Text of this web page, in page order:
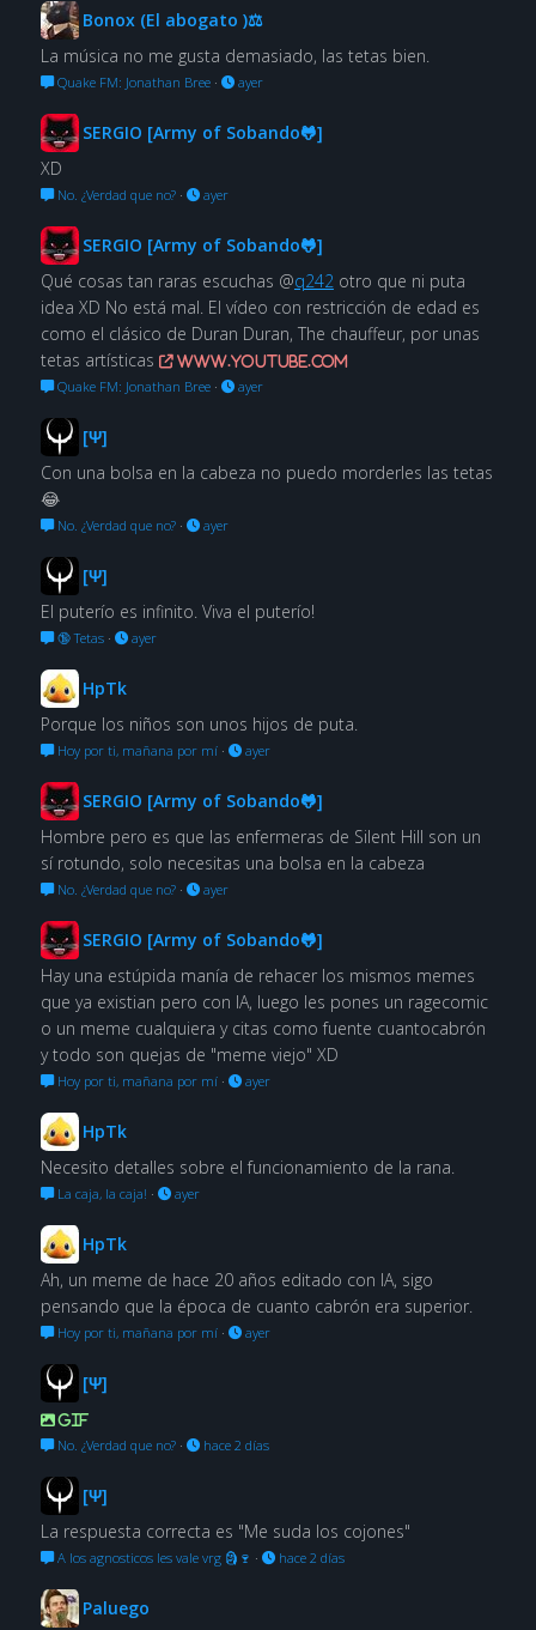
Bonox (El abogato )⚖
La música no me gusta demasiado, las tetas bien.
Quake FM: Jonathan Bree· ayer
SERGIO [Army of Sobando🐸]
XD
No. ¿Verdad que no?· ayer
SERGIO [Army of Sobando🐸]
Qué cosas tan raras escuchas @q242 otro que ni puta
idea XD No está mal. El vídeo con restricción de edad es
como el clásico de Duran Duran, The chauffeur, por unas
tetas artísticas
www.youtube.com
Quake FM: Jonathan Bree· ayer
[Ψ]
Con una bolsa en la cabeza no puedo morderles las tetas
😂
No. ¿Verdad que no?· ayer
[Ψ]
El puterío es infinito. Viva el puterío!
🔞 Tetas· ayer
HpTk
Porque los niños son unos hijos de puta.
Hoy por ti, mañana por mí· ayer
SERGIO [Army of Sobando🐸]
Hombre pero es que las enfermeras de Silent Hill son un
sí rotundo, solo necesitas una bolsa en la cabeza
No. ¿Verdad que no?· ayer
SERGIO [Army of Sobando🐸]
Hay una estúpida manía de rehacer los mismos memes
que ya existian pero con IA, luego les pones un ragecomic
o un meme cualquiera y citas como fuente cuantocabrón
y todo son quejas de "meme viejo" XD
Hoy por ti, mañana por mí· ayer
HpTk
Necesito detalles sobre el funcionamiento de la rana.
La caja, la caja! · ayer
HpTk
Ah, un meme de hace 20 años editado con IA, sigo
pensando que la época de cuanto cabrón era superior.
Hoy por ti, mañana por mí· ayer
[Ψ]
GIF
No. ¿Verdad que no?· hace 2 días
[Ψ]
La respuesta correcta es "Me suda los cojones"
A los agnosticos les vale vrg 🗿🍷 · hace 2 días
Paluego